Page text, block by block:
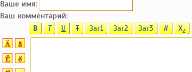
Ваше имя:
Ваш комментарий:
B T U T Заг1 Заг2 Заг3 # X2